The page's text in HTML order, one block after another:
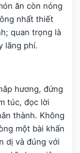
ăn còn nóng
nhất thiết
quan trọng là
lãng phí.
hương, đứng
túc, đọc lời
thành. Không
một bài khấn
dị và đúng với